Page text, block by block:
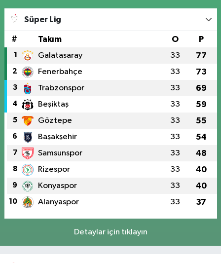
Süper Lig
# Takım O P
1 Galatasaray 33 77
2 Fenerbahçe 33 73
3 Trabzonspor 33 69
4 Beşiktaş 33 59
5 Göztepe 33 55
6 Başakşehir 33 54
7 Samsunspor 33 48
8 Rizespor 33 40
9 Konyaspor 33 40
10 Alanyaspor 33 37
Detaylar için tıklayın